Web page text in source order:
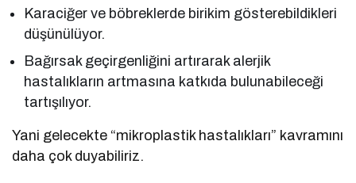
Karaciğer ve böbreklerde birikim gösterebildikleri
düşünülüyor.
Bağırsak geçirgenliğini artırarak alerjik
hastalıkların artmasına katkıda bulunabileceği
tartışılıyor.
Yani gelecekte “mikroplastik hastalıkları” kavramını
daha çok duyabiliriz.